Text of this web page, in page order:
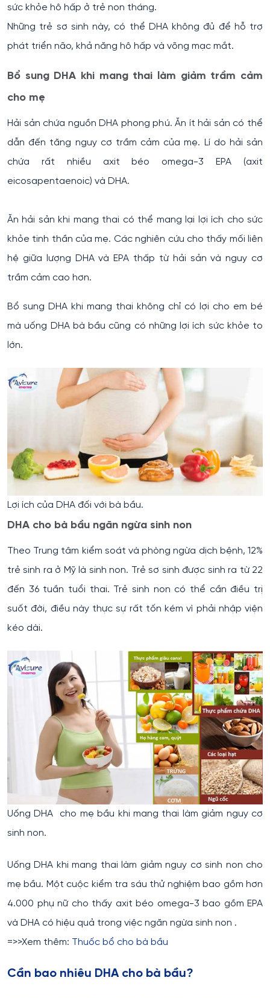
sức khỏe hô hấp ở trẻ non tháng.
Những trẻ sơ sinh này, có thể DHA không đủ để hỗ trợ
phát triển não, khả năng hô hấp và võng mạc mắt.
Bổ sung DHA khi mang thai làm giảm trầm cảm
cho mẹ
Hải sản chứa nguồn DHA phong phú. Ăn ít hải sản có thể
dẫn đến tăng nguy cơ trầm cảm của mẹ. Lí do hải sản
chứa rất nhiều axit béo omega-3 EPA (axit
eicosapentaenoic) và DHA.
Ăn hải sản khi mang thai có thể mang lại lợi ích cho sức
khỏe tinh thần của mẹ. Các nghiên cứu cho thấy mối liên
hệ giữa lượng DHA và EPA thấp từ hải sản và nguy cơ
trầm cảm cao hơn.
Bổ sung DHA khi mang thai không chỉ có lợi cho em bé
mà uống DHA bà bầu cũng có những lợi ích sức khỏe to
lớn.
Lợi ích của DHA đối với bà bầu.
DHA cho bà bầu ngăn ngừa sinh non
Theo Trung tâm kiểm soát và phòng ngừa dịch bệnh, 12%
trẻ sinh ra ở Mỹ là sinh non. Trẻ sơ sinh được sinh ra từ 22
đến 36 tuần tuổi thai. Trẻ sinh non có thể cần điều trị
suốt đời, điều này thực sự rất tốn kém vì phải nhập viện
kéo dài.
Uống DHA cho mẹ bầu khi mang thai làm giảm nguy cơ
sinh non.
Uống DHA khi mang thai làm giảm nguy cơ sinh non cho
mẹ bầu. Một cuộc kiểm tra sáu thử nghiệm bao gồm hơn
4.000 phụ nữ cho thấy axit béo omega-3 bao gồm EPA
và DHA có hiệu quả trong việc ngăn ngừa sinh non .
=>>Xem thêm: Thuốc bổ cho bà bầu
Cần bao nhiêu DHA cho bà bầu?